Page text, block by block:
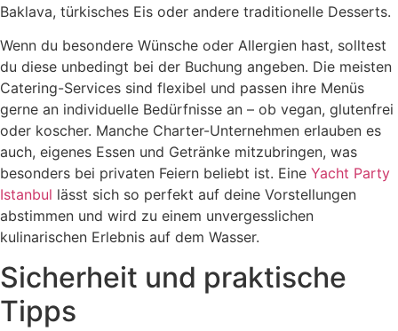
Baklava, türkisches Eis oder andere traditionelle Desserts.
Wenn du besondere Wünsche oder Allergien hast, solltest
du diese unbedingt bei der Buchung angeben. Die meisten
Catering-Services sind flexibel und passen ihre Menüs
gerne an individuelle Bedürfnisse an – ob vegan, glutenfrei
oder koscher. Manche Charter-Unternehmen erlauben es
auch, eigenes Essen und Getränke mitzubringen, was
besonders bei privaten Feiern beliebt ist. Eine Yacht Party
Istanbul lässt sich so perfekt auf deine Vorstellungen
abstimmen und wird zu einem unvergesslichen
kulinarischen Erlebnis auf dem Wasser.
Sicherheit und praktische
Tipps